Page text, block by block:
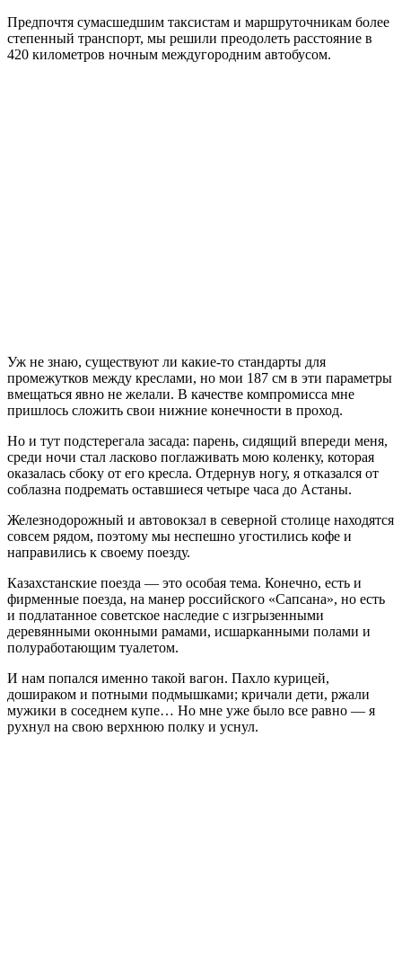
Предпочтя сумасшедшим таксистам и маршруточникам более
степенный транспорт, мы решили преодолеть расстояние в
420 километров ночным междугородним автобусом.
Уж не знаю, существуют ли какие-то стандарты для
промежутков между креслами, но мои 187 см в эти параметры
вмещаться явно не желали. В качестве компромисса мне
пришлось сложить свои нижние конечности в проход.
Но и тут подстерегала засада: парень, сидящий впереди меня,
среди ночи стал ласково поглаживать мою коленку, которая
оказалась сбоку от его кресла. Отдернув ногу, я отказался от
соблазна подремать оставшиеся четыре часа до Астаны.
Железнодорожный и автовокзал в северной столице находятся
совсем рядом, поэтому мы неспешно угостились кофе и
направились к своему поезду.
Казахстанские поезда — это особая тема. Конечно, есть и
фирменные поезда, на манер российского «Сапсана», но есть
и подлатанное советское наследие с изгрызенными
деревянными оконными рамами, исшарканными полами и
полуработающим туалетом.
И нам попался именно такой вагон. Пахло курицей,
дошираком и потными подмышками; кричали дети, ржали
мужики в соседнем купе… Но мне уже было все равно — я
рухнул на свою верхнюю полку и уснул.